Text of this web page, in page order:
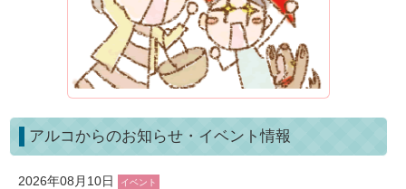
アルコからのお知らせ・イベント情報
2026年08月10日 イベント